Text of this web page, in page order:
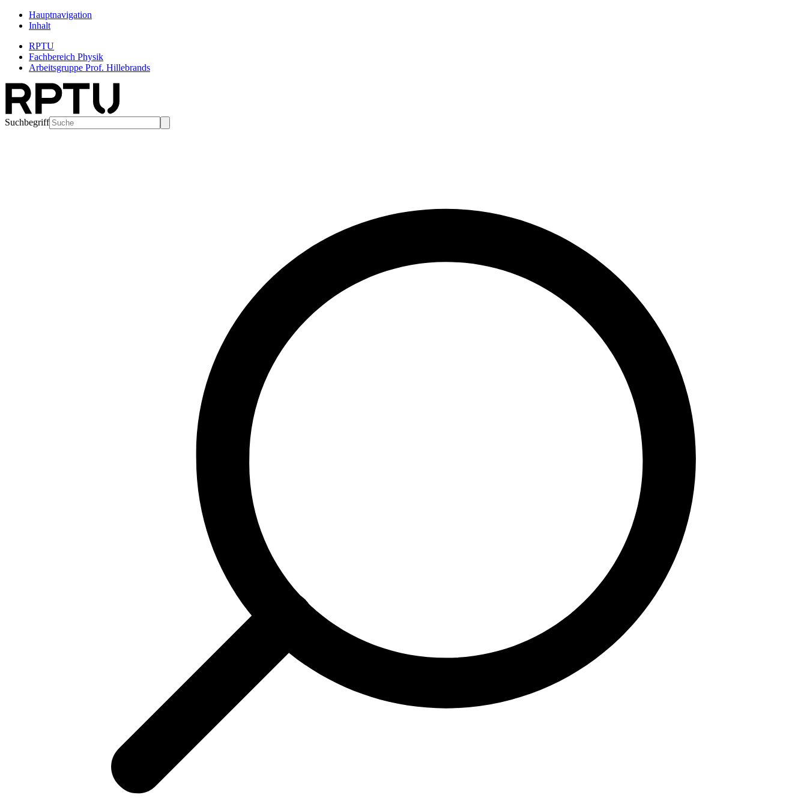
Hauptnavigation
Inhalt
RPTU
Fachbereich Physik
Arbeitsgruppe Prof. Hillebrands
Suchbegriff